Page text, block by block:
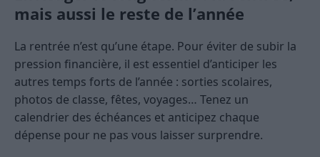
mais aussi le reste de l’année
La rentrée n’est qu’une étape. Pour éviter de subir la
pression financière, il est essentiel d’anticiper les
autres temps forts de l’année : sorties scolaires,
photos de classe, fêtes, voyages… Tenez un
calendrier des échéances et anticipez chaque
dépense pour ne pas vous laisser surprendre.